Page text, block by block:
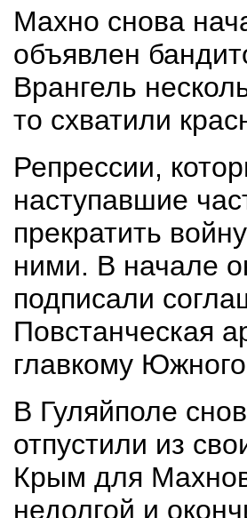
Махно снова
объявлен
Врангель
то схватили
Репрессии,
наступавшие
прекратить
ними. В начале
подписали
Повстанческая
главкому
В Гуляйполе
отпустили из
Крым для
недолгой и